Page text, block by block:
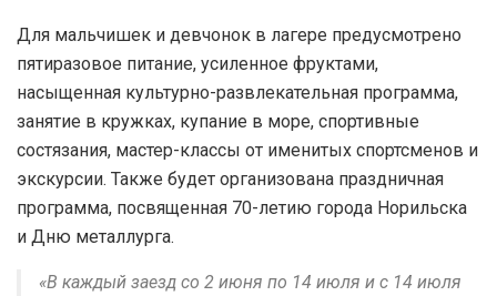
Для мальчишек и девчонок в лагере предусмотрено
пятиразовое питание, усиленное фруктами,
насыщенная культурно-развлекательная программа,
занятие в кружках, купание в море, спортивные
состязания, мастер-классы от именитых спортсменов и
экскурсии. Также будет организована праздничная
программа, посвященная 70-летию города Норильска
и Дню металлурга.
«В каждый заезд со 2 июня по 14 июля и с 14 июля